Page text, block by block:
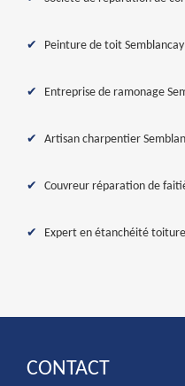
Peinture de toit
Entreprise de ramonage
Artisan charpentier
Couvreur réparation de
Expert en étanchéité
CONTACT